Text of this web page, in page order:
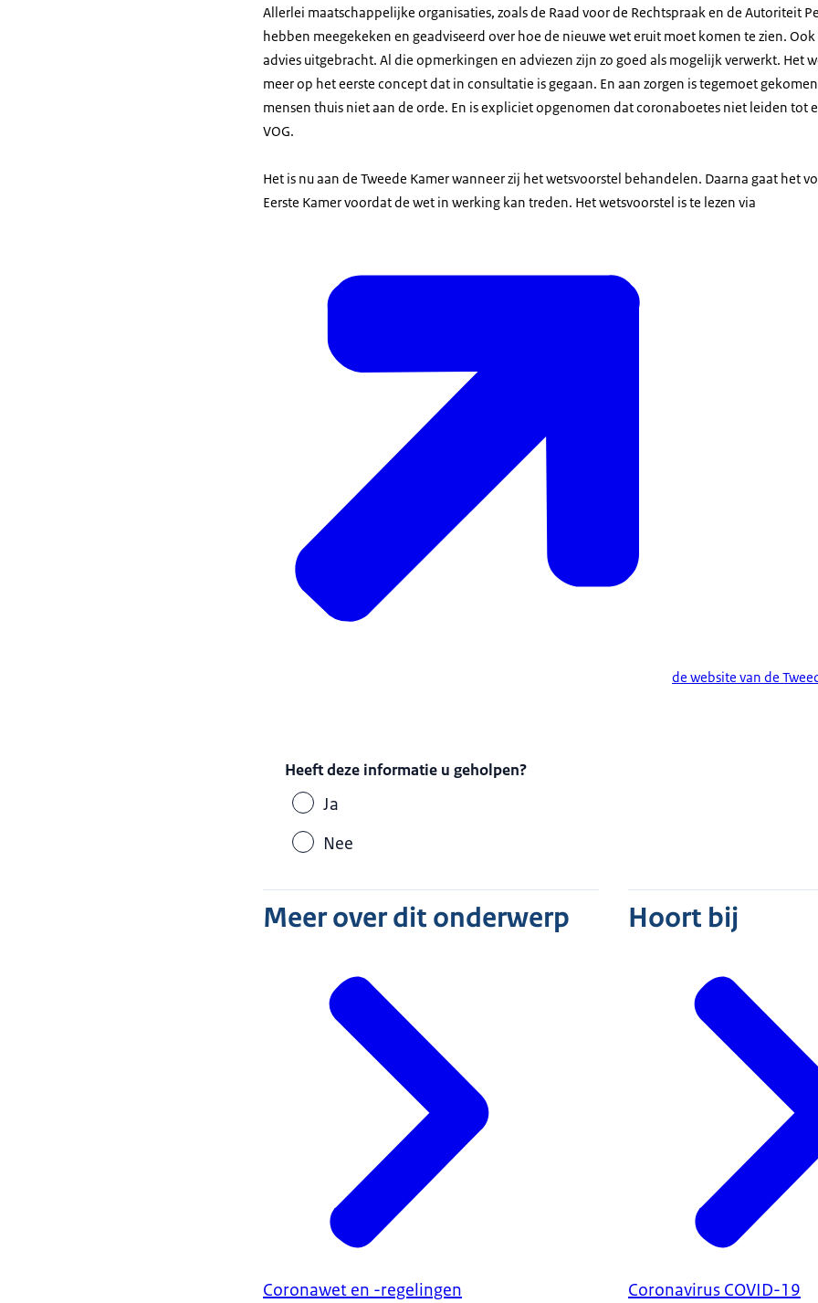
Allerlei maatschappelijke organisaties, zoals de Raad voor de Rechtspraak en de Autoriteit
hebben meegekeken en geadviseerd over hoe de nieuwe wet eruit moet komen te zien.
advies uitgebracht. Al die opmerkingen en adviezen zijn zo goed als mogelijk verwerkt. Het
meer op het eerste concept dat in consultatie is gegaan. En aan zorgen is tegemoet
mensen thuis niet aan de orde. En is expliciet opgenomen dat coronaboetes niet leiden tot
VOG.
Het is nu aan de Tweede Kamer wanneer zij het wetsvoorstel behandelen. Daarna gaat het
Eerste Kamer voordat de wet in werking kan treden. Het wetsvoorstel is te lezen via
de website van de
Heeft deze informatie u geholpen?
Ja
Nee
Meer over dit onderwerp
Coronawet en -regelingen
Hoort bij
Coronavirus COVID-19